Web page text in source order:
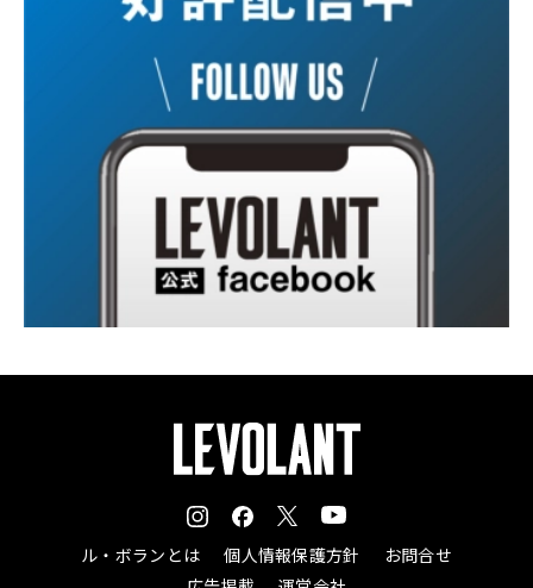
ル・ボランとは 個人情報保護方針
お問合せ